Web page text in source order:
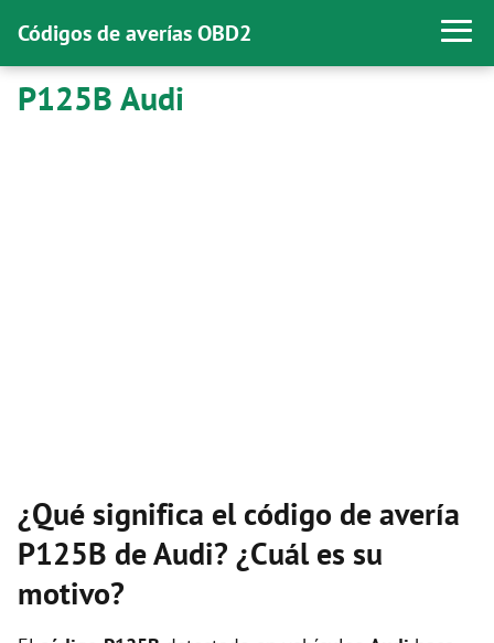
Códigos de averías OBD2
P125B Audi
¿Qué significa el código de avería
P125B de Audi? ¿Cuál es su
motivo?